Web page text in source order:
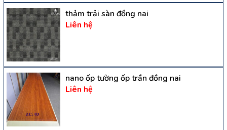
thảm trải sàn đồng nai
Liên hệ
nano ốp tường ốp trần đồng nai
Liên hệ